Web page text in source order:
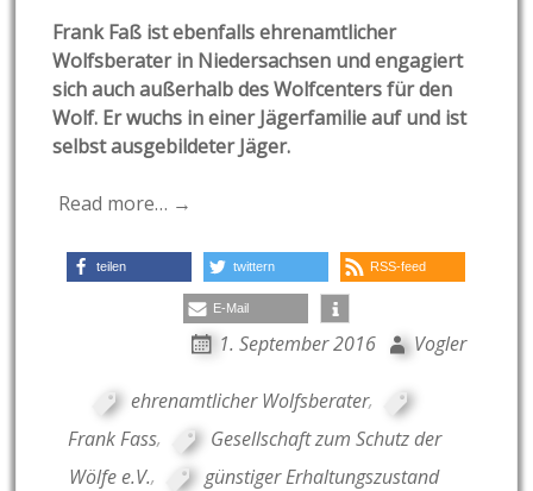
Frank Faß ist ebenfalls ehrenamtlicher
Wolfsberater in Niedersachsen und engagiert
sich auch außerhalb des Wolfcenters für den
Wolf. Er wuchs in einer Jägerfamilie auf und ist
selbst ausgebildeter Jäger.
Read more… →
teilen twittern RSS-feed
E-Mail
1. September 2016 Vogler
ehrenamtlicher Wolfsberater,
Frank Fass,
Gesellschaft zum Schutz der
Wölfe e.V.,
günstiger Erhaltungszustand